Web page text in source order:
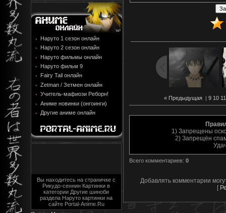
Наруто 1 сезон онлайн
Наруто 2 сезон онлайн
Наруто фильмы онлайн
Наруто фильм 9
Fairy Tail онлайн
Zetman / Зетмен онлайн
Учитель-мафиози Реборн!
Аниме новинки (онгоинги)
Другие аниме онлайн
Вы находитесь на страничке с
Рикудо-сеннин Картинки в
категории Другие шиноби
раздела Наруто картинки на
сайте Portal-Anime.Ru
« Предыдущая| 9 10 11
1) Запрещены
2) Запрещён
Всего комментариев: 0
Добавлять комментарии
[